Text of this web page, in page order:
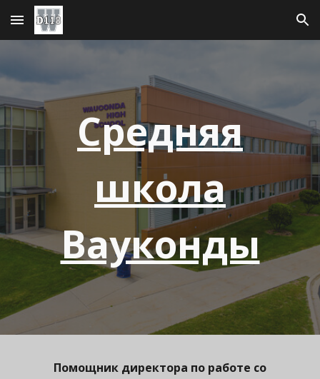
Перейти к основному содержанию Перейти к навигации
Средняя
школа
Вауконды
Помощник директора по работе со